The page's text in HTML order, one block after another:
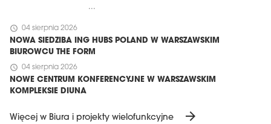
...
schedule 04 sierpnia 2026
NOWA SIEDZIBA ING HUBS POLAND W WARSZAWSKIM
BIUROWCU THE FORM
schedule 04 sierpnia 2026
NOWE CENTRUM KONFERENCYJNE W WARSZAWSKIM
KOMPLEKSIE DIUNA
Więcej w Biura i projekty wielofunkcyjne arrow_forward